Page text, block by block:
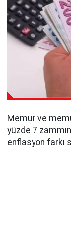
Memur ve
yüzde 7
enflasyon farkı